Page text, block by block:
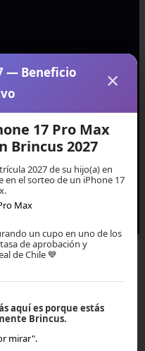
EVEREST EDTECH
×
— Beneficio
17 Pro Max
Brincus 2027
2027 de su hijo(a) en
el sorteo de un iPhone 17
un cupo en uno de los
de aprobación y
de Chile 💙
aquí es porque estás
Brincus.
mirar".